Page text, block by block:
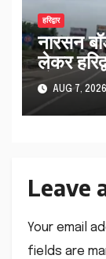
हरिद्वार
नारसन
लेकर
रहेAUG 7, 2026
Leave
Your email
fields are